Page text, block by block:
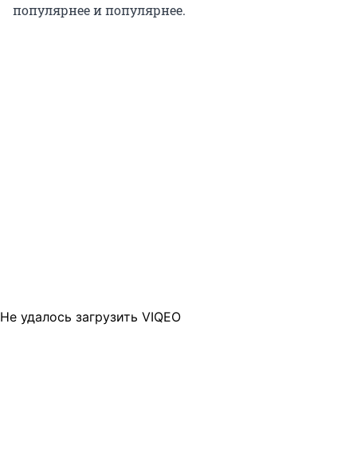
популярнее и популярнее.
Не удалось загрузить VIQEO